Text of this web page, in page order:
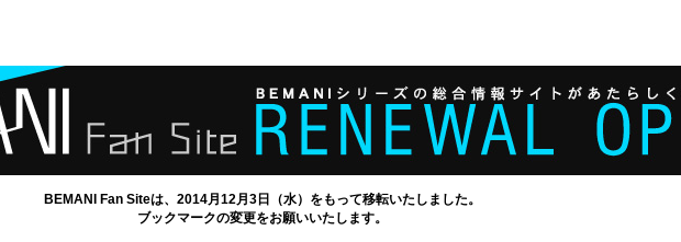
BEMANI Fan Siteは、2014月12月3日（水）をもって移転いたしました。
ブックマークの変更をお願いいたします。